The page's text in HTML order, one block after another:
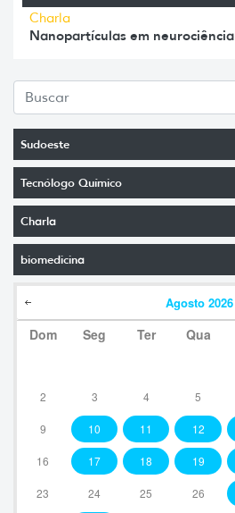
Sudoeste
Tecnólogo Químico
Charla
biomedicina
Agosto 2026
Dom Seg Ter Qua
2 3 4 5
9 10 11 12
16 17 18 19
23 24 25 26
Charla
Nanopartículas em neurociência